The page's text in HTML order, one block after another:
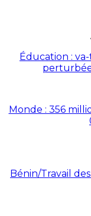
Éducation :
Monde : 356
Bénin/Travail